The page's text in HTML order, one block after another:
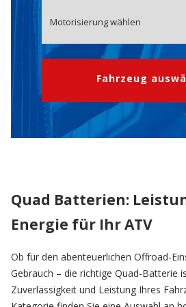
Fahrzeug
Quad Batterien:
Energie für Ihr ATV
Ob für den abenteuerlichen Offroad-
Gebrauch – die richtige Quad-Batterie
Zuverlässigkeit und Leistung Ihres